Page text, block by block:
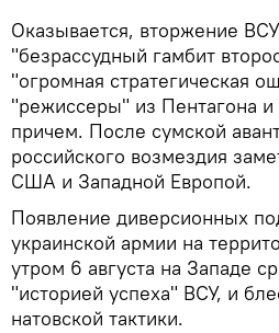
Оказывается, вторжение
"безрассудный гамбит
"огромная стратегическая
"режиссеры" из Пентагона
причем. После сумской
российского возмездия
США и Западной Европой.
Появление диверсионных
украинской армии на
утром 6 августа на Западе
"историей успеха" ВСУ, и
натовской тактики.